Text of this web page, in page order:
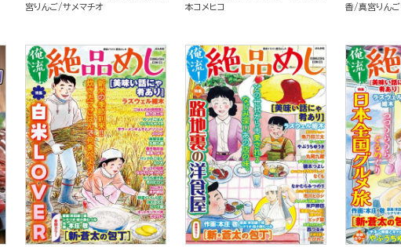
宮りんご サメマチオ
本コメヒコ
香
真宮りんご